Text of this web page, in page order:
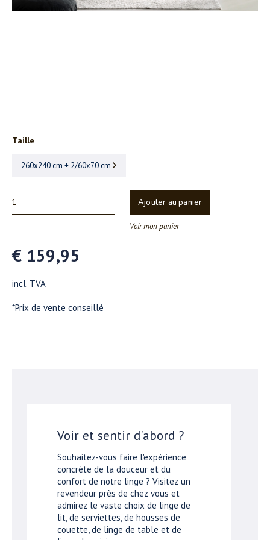
Taille
260x240 cm + 2/60x70 cm
Ajouter au panier
Voir mon panier
€ 159,95
incl. TVA
*Prix de vente conseillé
Voir et sentir d'abord ?
Souhaitez-vous faire l'expérience
concrète de la douceur et du
confort de notre linge ? Visitez un
revendeur près de chez vous et
admirez le vaste choix de linge de
lit, de serviettes, de housses de
couette, de linge de table et de